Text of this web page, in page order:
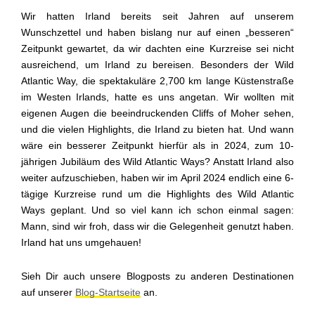
Wir hatten Irland bereits seit Jahren auf unserem
Wunschzettel und haben bislang nur auf einen „besseren“
Zeitpunkt gewartet, da wir dachten eine Kurzreise sei nicht
ausreichend, um Irland zu bereisen. Besonders der Wild
Atlantic Way, die spektakuläre 2,700 km lange Küstenstraße
im Westen Irlands, hatte es uns angetan. Wir wollten mit
eigenen Augen die beeindruckenden Cliffs of Moher sehen,
und die vielen Highlights, die Irland zu bieten hat. Und wann
wäre ein besserer Zeitpunkt hierfür als in 2024, zum 10-
jährigen Jubiläum des Wild Atlantic Ways? Anstatt Irland also
weiter aufzuschieben, haben wir im April 2024 endlich eine 6-
tägige Kurzreise rund um die Highlights des Wild Atlantic
Ways geplant. Und so viel kann ich schon einmal sagen:
Mann, sind wir froh, dass wir die Gelegenheit genutzt haben.
Irland hat uns umgehauen!
Sieh Dir auch unsere Blogposts zu anderen Destinationen
auf unserer Blog-Startseite an.